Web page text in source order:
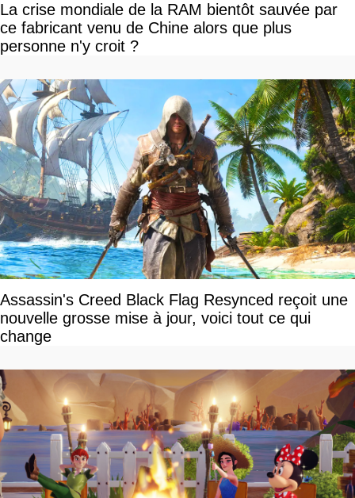
La crise mondiale de la RAM bientôt sauvée par
ce fabricant venu de Chine alors que plus
personne n'y croit ?
Assassin's Creed Black Flag Resynced reçoit une
nouvelle grosse mise à jour, voici tout ce qui
change